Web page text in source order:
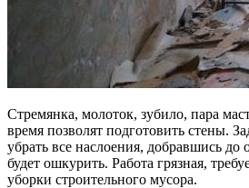
Стремянка, молоток, зубило, пара
время позволят подготовить стены.
убрать все наслоения, добравшись до
будет ошкурить. Работа грязная,
уборки строительного мусора.